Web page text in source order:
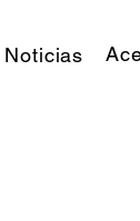
Noticias